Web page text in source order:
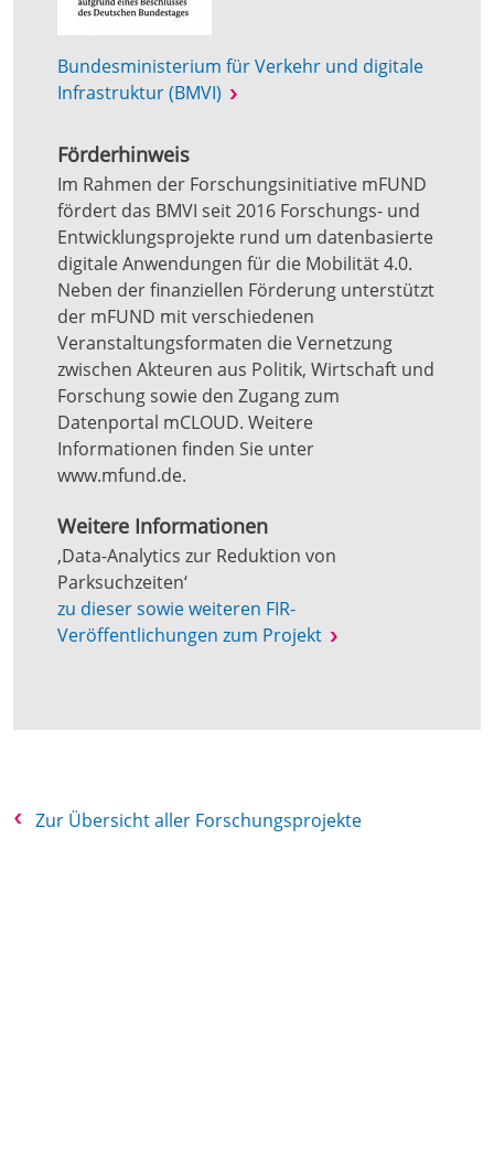
Bundesministerium für Verkehr und digitale
Infrastruktur (BMVI)
Förderhinweis
Im Rahmen der Forschungsinitiative mFUND
fördert das BMVI seit 2016 Forschungs- und
Entwicklungsprojekte rund um datenbasierte
digitale Anwendungen für die Mobilität 4.0.
Neben der finanziellen Förderung unterstützt
der mFUND mit verschiedenen
Veranstaltungsformaten die Vernetzung
zwischen Akteuren aus Politik, Wirtschaft und
Forschung sowie den Zugang zum
Datenportal mCLOUD. Weitere
Informationen finden Sie unter
www.mfund.de.
Weitere Informationen
‚Data-Analytics zur Reduktion von
Parksuchzeiten‘
zu dieser sowie weiteren FIR-
Veröffentlichungen zum Projekt
Zur Übersicht aller Forschungsprojekte